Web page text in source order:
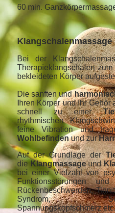
60 min.
Bei der
Therapieklangschalen
bekleideten Körper
Die sanften und
Ihren Körper und Ihr
schnell zu einer
rhythmischen
feine Vibration und
Wohlbefindenund zur
Auf der Grundlage der
die Klangmassageund
bei einer Vielzahl von
Funktionsstörungen
Rückenbeschwerden,
Syndrom,
Spannungskopfschmerz etc.